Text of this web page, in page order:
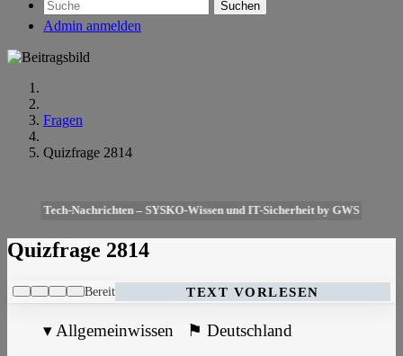
Suchen
Admin anmelden
Fragen
Quizfrage 2814
Tech-Nachrichten – SYSKO-Wissen und IT-Sicherheit by GWS
Quizfrage 2814
Bereit TEXT VORLESEN
▾ Allgemeinwissen ⚑ Deutschland